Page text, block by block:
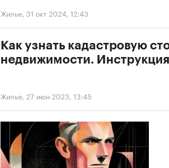
Жилье, 31 окт 2024, 12:43
Жилье, 27 июн 2023, 13:45
Как узнать кадастровую
недвижимости. Инструкция